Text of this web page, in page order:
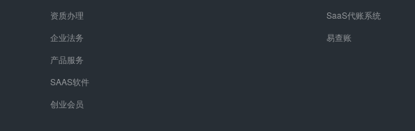
资质办理
企业法务
产品服务
SAAS软件
创业会员
SaaS代账系统
易查账